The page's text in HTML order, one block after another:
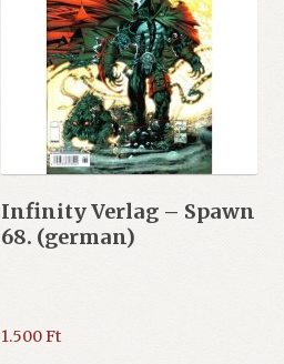
Infinity Verlag – Spawn
68. (german)
1.500Ft